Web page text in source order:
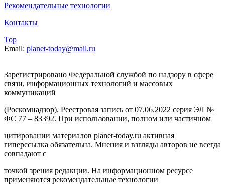
Рекомендательные технологии
Контакты
Top
Email: planet-today@mail.ru
Зарегистрировано Федеральной службой по надзору в сфере
связи, информационных технологий и массовых
коммуникаций
(Роскомнадзор). Реестровая запись от 07.06.2022 серия ЭЛ №
ФС 77 – 83392. При использовании, полном или частичном
цитировании материалов planet-today.ru активная
гиперссылка обязательна. Мнения и взгляды авторов не всегда
совпадают с
точкой зрения редакции. На информационном ресурсе
применяются рекомендательные технологии